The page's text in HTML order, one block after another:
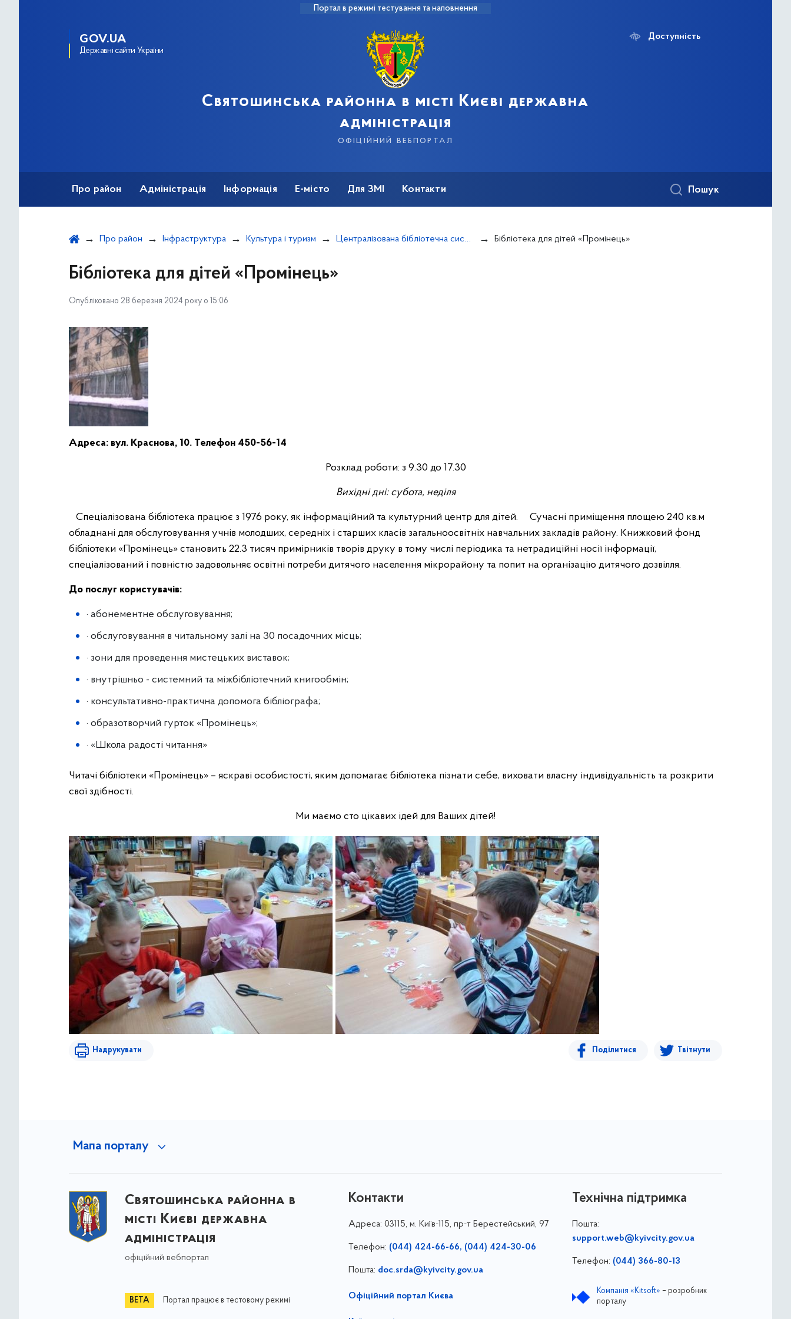
Портал в режимі тестування та наповнення
GOV.UA
Державні сайти України
Святошинська районна в місті Києві державна
адміністрація
офіційний вебпортал
Доступність
Про район Адміністрація Інформація Е-місто Для ЗМІ Контакти Пошук
Про район Інфраструктура Культура і туризм Централізована бібліотечна система "Свічадо" Бібліотека для дітей «Промінець»
Бібліотека для дітей «Промінець»
Опубліковано 28 березня 2024 року о 15:06
Адреса: вул. Краснова, 10. Телефон 450-56-14
Розклад роботи: з 9.30 до 17.30
Вихідні дні: субота, неділя
Спеціалізована бібліотека працює з 1976 року, як інформаційний та культурний центр для дітей. Сучасні приміщення площею 240 кв.м
обладнані для обслуговування учнів молодших, середніх і старших класів загальноосвітніх навчальних закладів району. Книжковий фонд
бібліотеки «Промінець» становить 22.3 тисяч примірників творів друку в тому числі періодика та нетрадиційні носії інформації,
спеціалізований і повністю задовольняє освітні потреби дитячого населення мікрорайону та попит на організацію дитячого дозвілля.
До послуг користувачів:
· абонементне обслуговування;
· обслуговування в читальному залі на 30 посадочних місць;
· зони для проведення мистецьких виставок;
· внутрішньо - системний та міжбібліотечний книгообмін;
· консультативно-практична допомога бібліографа;
· образотворчий гурток «Промінець»;
· «Школа радості читання»
Читачі бібліотеки «Промінець» – яскраві особистості, яким допомагає бібліотека пізнати себе, виховати власну індивідуальність та розкрити
свої здібності.
Ми маємо сто цікавих ідей для Ваших дітей!
Надрукувати Поділитися Твітнути
Мапа порталу
Святошинська районна в
місті Києві державна
адміністрація
офіційний вебпортал
Портал працює в тестовому режимі
Контакти
Адреса: 03115, м. Київ-115, пр-т Берестейський, 97
Телефон: (044) 424-66-66, (044) 424-30-06
Пошта: doc.srda@kyivcity.gov.ua
Офіційний портал Києва
Технічна підтримка
Пошта:
support.web@kyivcity.gov.ua
Телефон: (044) 366-80-13
Компанія «Kitsoft» – розробник
порталу